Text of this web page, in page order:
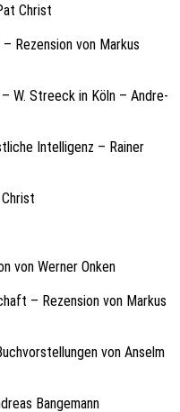
Christ
Rezen­si­on von Markus
– W. Stre­eck in Köln – Andre­
Intel­li­genz – Rainer
von Werner Onken
– Rezen­si­on von Markus
von Anselm
Bangemann